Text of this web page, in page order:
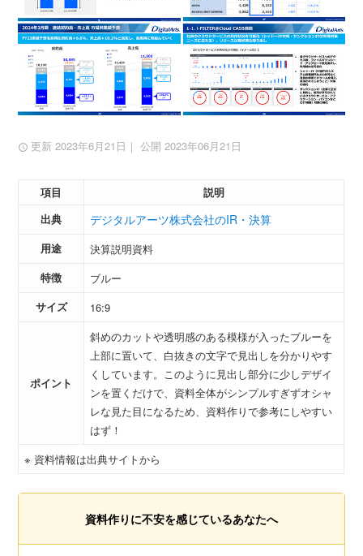
更新 2023年6月21日 ｜ 公開 2023年06月21日
項目
説明
出典
デジタルアーツ株式会社のIR・決算
用途
決算説明資料
特徴
ブルー
サイズ
16:9
ポイント
斜めのカットや透明感のある模様が入ったブルーを
上部に置いて、白抜きの文字で見出しを分かりやす
くしています。このように見出し部分に少しデザイ
ンを置くだけで、資料全体がシンプルすぎずオシャ
レな見た目になるため、資料作りで参考にしやすい
はず！
※ 資料情報は出典サイトから
資料作りに不安を感じているあなたへ